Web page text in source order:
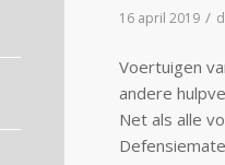
16 april 2019 /
Voertuigen
andere
Net als alle